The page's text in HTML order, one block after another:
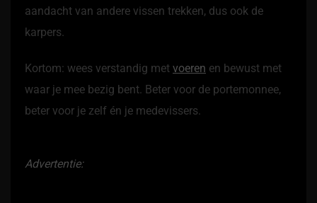
aandacht van andere vissen trekken, dus ook de
karpers.
Kortom: wees verstandig met voeren en bewust met
waar je mee bezig bent. Beter voor de portemonnee,
beter voor je zelf én je medevissers.
Advertentie: